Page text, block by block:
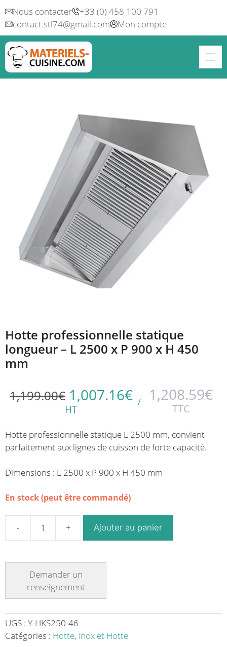
Aller
au
contenu
Nous contacter
+33 (0) 458 100 791
contact.stl74@gmail.com
Mon compte
Hotte professionnelle statique
longueur – L 2500 x P 900 x H 450
mm
1,199.00€ 1,007.16€
HT
/ 1,208.59€
TTC
Hotte professionnelle statique L 2500 mm, convient
parfaitement aux lignes de cuisson de forte capacité.
Dimensions : L 2500 x P 900 x H 450 mm
En stock (peut être commandé)
quantité
professionnelle
statique
longueur
2500
Ajouter au panier
UGS : Y-HKS250-46
Catégories : Hotte, Inox et Hotte